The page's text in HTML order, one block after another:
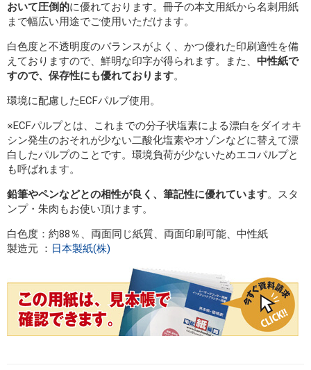
おいて圧倒的に優れております。冊子の本文用紙から名刺用紙
まで幅広い用途でご使用いただけます。
白色度と不透明度のバランスがよく、かつ優れた印刷適性を備
えておりますので、鮮明な印字が得られます。また、 中性紙で
すので、保存性にも優れております。
環境に配慮したECFパルプ使用。
※ECFパルプとは、これまでの分子状塩素による漂白をダイオキ
シン発生のおそれが少ない二酸化塩素やオゾンなどに替えて漂
白したパルプのことです。環境負荷が少ないためエコパルプと
も呼ばれます。
鉛筆やペンなどとの相性が良く、筆記性に優れています。スタ
ンプ・朱肉もお使い頂けます。
白色度：約88％、両面同じ紙質、両面印刷可能、中性紙
製造元 ： 日本製紙(株)